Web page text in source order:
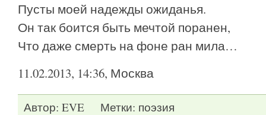
Пусты моей надежды ожиданья.
Он так боится быть мечтой поранен,
Что даже смерть на фоне ран мила…
11.02.2013, 14:36, Москва
Автор: EVE Метки: поэзия